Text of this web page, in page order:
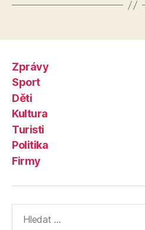
Zprávy
Sport
Děti
Kultura
Turisti
Politika
Firmy
vyhledávání: